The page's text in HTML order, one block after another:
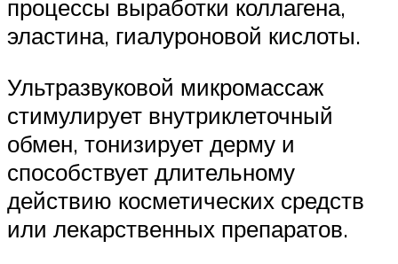
процессы выработки коллагена,
эластина, гиалуроновой кислоты.
Ультразвуковой микромассаж
стимулирует внутриклеточный
обмен, тонизирует дерму и
способствует длительному
действию косметических средств
или лекарственных препаратов.